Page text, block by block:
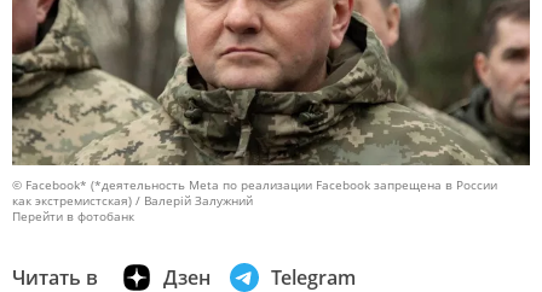
© Facebook* (*деятельность Meta по реализации Facebook запрещена в России
как экстремистская) / Валерій Залужний
Перейти в фотобанк
Читать в Дзен Telegram